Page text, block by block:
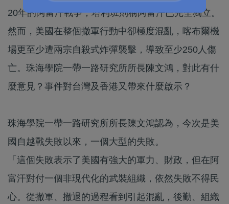
20年的阿富汗戰爭，塔利班則稱阿富汗已完全獨立。
然而，美國在整個撤軍行動中卻極度混亂，喀布爾機
場更至少遭兩宗自殺式炸彈襲擊，導致至少250人傷
亡。珠海學院一帶一路研究所所長陳文鴻，對此有什
麼意見？事件對台灣及香港又帶來什麼啟示？
珠海學院一帶一路研究所所長陳文鴻認為，今次是美
國自越戰失敗以來，一個大型的失敗。
「這個失敗表示了美國有強大的軍力、財政，但在阿
富汗對付一個非現代化的武裝組織，依然失敗不得民
心。從撤軍、撤退的過程看到引起混亂，後勤、組織